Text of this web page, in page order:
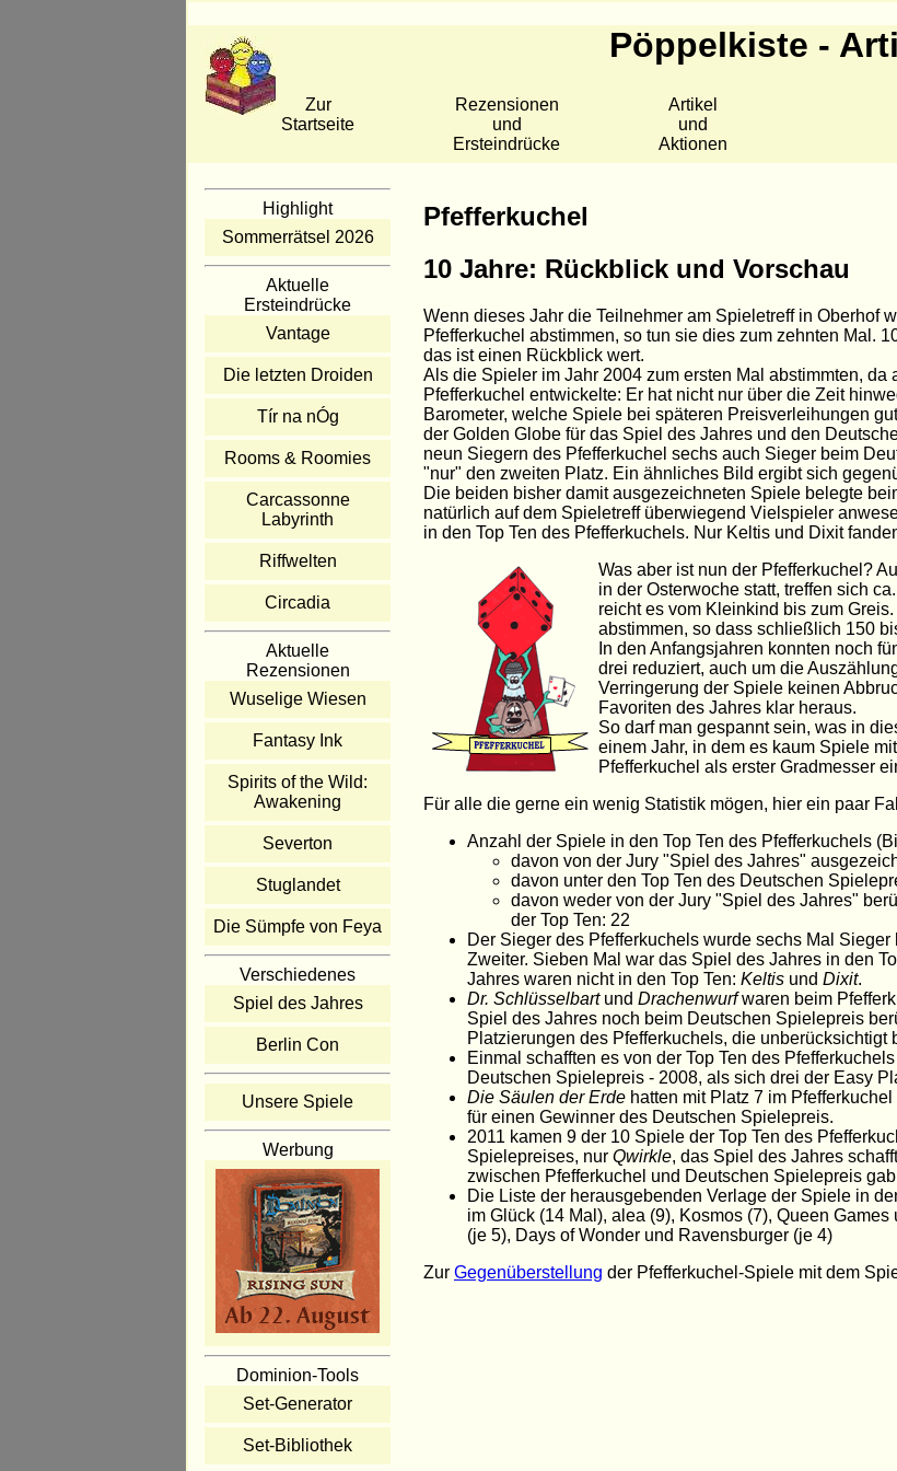
Pöppelkiste -
Zur
Startseite
Rezensionen
und
Ersteindrücke
Artikel
und
Aktionen
Highlight
Sommerrätsel 2026
Aktuelle
Ersteindrücke
Vantage
Die letzten Droiden
Tír na nÓg
Rooms & Roomies
Carcassonne
Labyrinth
Riffwelten
Circadia
Aktuelle
Rezensionen
Wuselige Wiesen
Fantasy Ink
Spirits of the Wild:
Awakening
Severton
Stuglandet
Die Sümpfe von Feya
Verschiedenes
Spiel des Jahres
Berlin Con
Unsere Spiele
Werbung
Dominion-Tools
Set-Generator
Set-Bibliothek
Pfefferkuchel
10 Jahre: Rückblick und Vorschau
Wenn dieses Jahr die Teilnehmer am Spieletreff in Oberhof
Pfefferkuchel abstimmen, so tun sie dies zum zehnten Mal.
das ist einen Rückblick wert.
Als die Spieler im Jahr 2004 zum ersten Mal abstimmten,
Pfefferkuchel entwickelte: Er hat nicht nur über die Zeit
Barometer, welche Spiele bei späteren Preisverleihungen
der Golden Globe für das Spiel des Jahres und den
neun Siegern des Pfefferkuchel sechs auch Sieger beim
"nur" den zweiten Platz. Ein ähnliches Bild ergibt sich
Die beiden bisher damit ausgezeichneten Spiele belegte
natürlich auf dem Spieletreff überwiegend Vielspieler
in den Top Ten des Pfefferkuchels. Nur Keltis und Dixit
Was aber ist nun der Pfefferkuchel?
in der Osterwoche statt, treffen sich
reicht es vom Kleinkind bis zum
abstimmen, so dass schließlich 150
In den Anfangsjahren konnten noch
drei reduziert, auch um die
Verringerung der Spiele keinen
Favoriten des Jahres klar heraus.
So darf man gespannt sein, was in
einem Jahr, in dem es kaum Spiele
Pfefferkuchel als erster Gradmesser
Für alle die gerne ein wenig Statistik mögen, hier ein paar
Anzahl der Spiele in den Top Ten des Pfefferkuchels
davon von der Jury "Spiel des Jahres"
davon unter den Top Ten des Deutschen
davon weder von der Jury "Spiel des Jahres"
der Top Ten: 22
Der Sieger des Pfefferkuchels wurde sechs Mal
Zweiter. Sieben Mal war das Spiel des Jahres in den
Jahres waren nicht in den Top Ten: Keltis und Dixit.
Dr. Schlüsselbartund Drachenwurfwaren beim
Spiel des Jahres noch beim Deutschen Spielepreis
Platzierungen des Pfefferkuchels, die unberücksichtigt
Einmal schafften es von der Top Ten des
Deutschen Spielepreis - 2008, als sich drei der Easy
Die Säulen der Erde hatten mit Platz 7 im
für einen Gewinner des Deutschen Spielepreis.
2011 kamen 9 der 10 Spiele der Top Ten des
Spielepreises, nur Qwirkle, das Spiel des Jahres
zwischen Pfefferkuchel und Deutschen Spielepreis
Die Liste der herausgebenden Verlage der Spiele in
im Glück (14 Mal), alea (9), Kosmos (7), Queen
(je 5), Days of Wonder und Ravensburger (je 4)
Zur Gegenüberstellung der Pfefferkuchel-Spiele mit dem